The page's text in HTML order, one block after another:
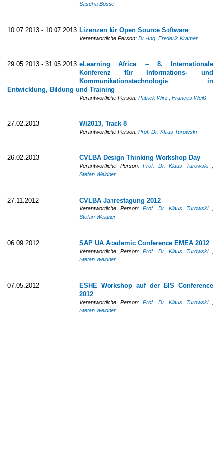
Sascha Bosse
10.07.2013 - 10.07.2013 Lizenzen für Open Source Software
Verantwortliche Person:Dr.-Ing. Frederik Kramer
29.05.2013 - 31.05.2013 eLearning Africa – 8. Internationale
Konferenz für Informations- und
Kommunikationstechnologie in
Entwicklung, Bildung und Training
Verantwortliche Person:Patrick Wirz ,Frances Weiß
27.02.2013 WI2013, Track 8
Verantwortliche Person:Prof. Dr. Klaus Turowski
26.02.2013 CVLBA Design Thinking Workshop Day
Verantwortliche Person:Prof. Dr. Klaus Turowski
Stefan Weidner
27.11.2012 CVLBA Jahrestagung 2012
Verantwortliche Person:Prof. Dr. Klaus Turowski
Stefan Weidner
06.09.2012 SAP UA Academic Conference EMEA 2012
Verantwortliche Person:Prof. Dr. Klaus Turowski
Stefan Weidner
07.05.2012
ESHE Workshop auf der BIS Conference
2012
Verantwortliche Person:Prof. Dr. Klaus Turowski
Stefan Weidner